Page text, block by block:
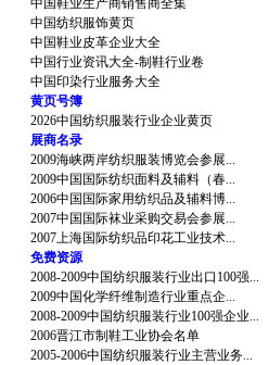
中国鞋业生产商销售商全集
中国纺织服饰黄页
中国鞋业皮革企业大全
中国行业资讯大全-制鞋行业卷
中国印染行业服务大全
黄页号簿
2026中国纺织服装行业企业黄页
展商名录
2009海峡两岸纺织服装博览会参展...
2009中国国际纺织面料及辅料（春...
2006中国国际家用纺织品及辅料博...
2007中国国际袜业采购交易会参展...
2007上海国际纺织品印花工业技术...
免费资源
2008-2009中国纺织服装行业出口100强...
2009中国化学纤维制造行业重点企...
2008-2009中国纺织服装行业100强企业...
2006晋江市制鞋工业协会名单
2005-2006中国纺织服装行业主营业务...